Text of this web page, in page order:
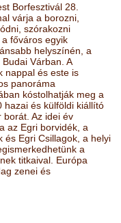
Borfesztivál 28.
várja a borozni,
szórakozni
főváros egyik
helyszínén, a
Várban. A
nappal és este is
panoráma
kóstolhatják meg a
hazai és külföldi kiállító
borát. Az idei év
az Egri borvidék, a
és Egri Csillagok, a helyi
a
titkaival. Európa
zenei és